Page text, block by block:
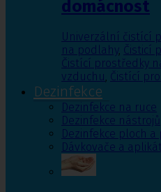
domácnost
Univerzální čistící
na podlahy, Čisticí
Čistící prostředky
vzduchu, Čistící
Dezinfekce
Dezinfekce na ruce
Dezinfekce nástrojů
Dezinfekce ploch
Dávkovače a